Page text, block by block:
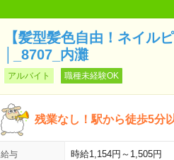
【髪型髪色自由！ネイル
│_8707_内灘
アルバイト 職種未経験OK
残業なし！駅から徒歩5分
給与
時給1,154円～1,505円